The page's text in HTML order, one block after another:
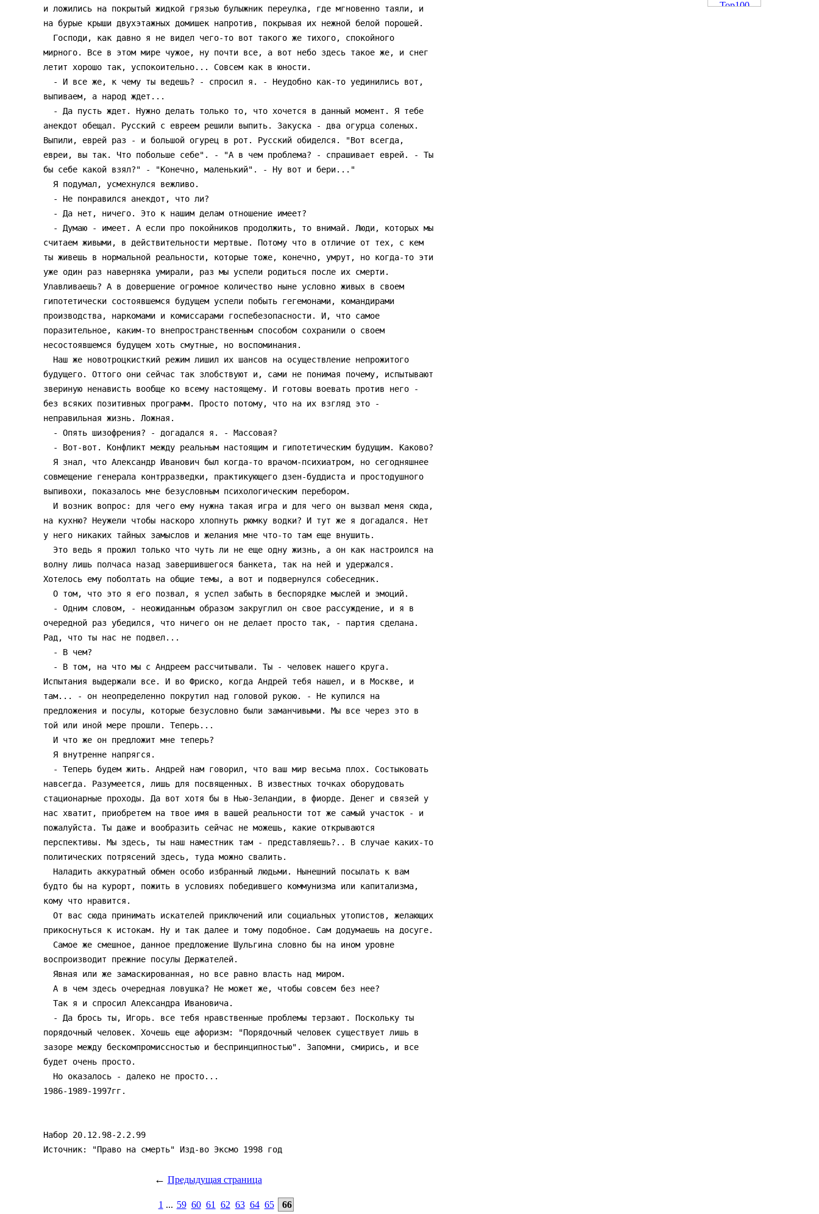
и ложились на покрытый жидкой грязью булыжник переулка, где мгновенно таяли, и
на бурые крыши двухэтажных домишек напротив, покрывая их нежной белой порошей.
мирного. Все в этом мире чужое, ну почти все, а вот небо здесь такое же, и снег
летит хорошо так, успокоительно... Совсем как в юности.
выпиваем, а народ ждет...
анекдот обещал. Русский с евреем решили выпить. Закуска - два огурца соленых.
Выпили, еврей раз - и большой огурец в рот. Русский обиделся. "Вот всегда,
евреи, вы так. Что побольше себе". - "А в чем проблема? - спрашивает еврей. - Ты
бы себе какой взял?" - "Конечно, маленький". - Ну вот и бери..."
считаем живыми, в действительности мертвые. Потому что в отличие от тех, с кем
ты живешь в нормальной реальности, которые тоже, конечно, умрут, но когда-то эти
уже один раз наверняка умирали, раз мы успели родиться после их смерти.
Улавливаешь? А в довершение огромное количество ныне условно живых в своем
гипотетически состоявшемся будущем успели побыть гегемонами, командирами
производства, наркомами и комиссарами госпебезопасности. И, что самое
поразительное, каким-то внепространственным способом сохранили о своем
несостоявшемся будущем хоть смутные, но воспоминания.
будущего. Оттого они сейчас так злобствуют и, сами не понимая почему, испытывают
звериную ненависть вообще ко всему настоящему. И готовы воевать против него -
без всяких позитивных программ. Просто потому, что на их взгляд это -
неправильная жизнь. Ложная.
совмещение генерала контрразведки, практикующего дзен-буддиста и простодушного
выпивохи, показалось мне безусловным психологическим перебором.
на кухню? Неужели чтобы наскоро хлопнуть рюмку водки? И тут же я догадался. Нет
у него никаких тайных замыслов и желания мне что-то там еще внушить.
волну лишь полчаса назад завершившегося банкета, так на ней и удержался.
Хотелось ему поболтать на общие темы, а вот и подвернулся собеседник.
очередной раз убедился, что ничего он не делает просто так, - партия сделана.
Рад, что ты нас не подвел...
Испытания выдержали все. И во Фриско, когда Андрей тебя нашел, и в Москве, и
там... - он неопределенно покрутил над головой рукою. - Не купился на
предложения и посулы, которые безусловно были заманчивыми. Мы все через это в
той или иной мере прошли. Теперь...
навсегда. Разумеется, лишь для посвященных. В известных точках оборудовать
стационарные проходы. Да вот хотя бы в Нью-Зеландии, в фиорде. Денег и связей у
нас хватит, приобретем на твое имя в вашей реальности тот же самый участок - и
пожалуйста. Ты даже и вообразить сейчас не можешь, какие открываются
перспективы. Мы здесь, ты наш наместник там - представляешь?.. В случае каких-то
политических потрясений здесь, туда можно свалить.
будто бы на курорт, пожить в условиях победившего коммунизма или капитализма,
кому что нравится.
прикоснуться к истокам. Ну и так далее и тому подобное. Сам додумаешь на досуге.
воспроизводит прежние посулы Держателей.
порядочный человек. Хочешь еще афоризм: "Порядочный человек существует лишь в
зазоре между бескомпромиссностью и беспринципностью". Запомни, смирись, и все
будет очень просто.
1986-1989-1997гг.
Набор 20.12.98-2.2.99
← Предыдущая страница
1 ... 59 60 61 62 63 64 65 66